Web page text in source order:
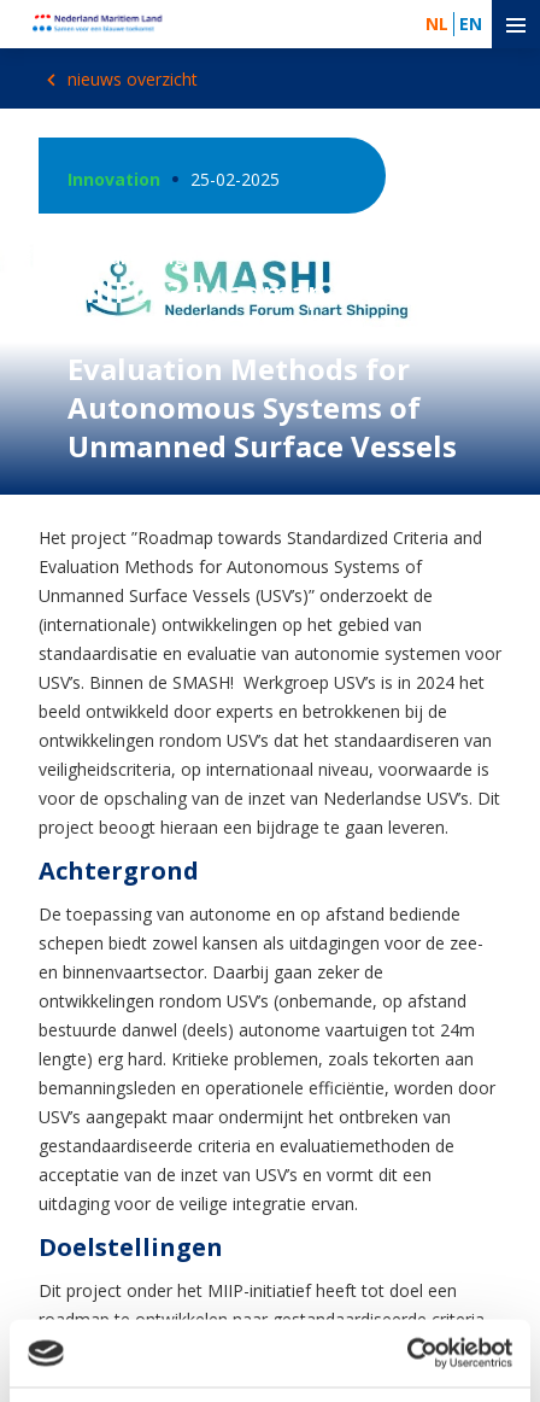
NL EN
nieuws overzicht
Innovation 25-02-2025
Digitalisering
MIIP003 Roadmap towards
Standardized Criteria and
Evaluation Methods for
Autonomous Systems of
Unmanned Surface Vessels
Het project ”Roadmap towards Standardized Criteria and
Evaluation Methods for Autonomous Systems of
Unmanned Surface Vessels (USV’s)” onderzoekt de
(internationale) ontwikkelingen op het gebied van
standaardisatie en evaluatie van autonomie systemen voor
USV’s. Binnen de SMASH! Werkgroep USV’s is in 2024 het
beeld ontwikkeld door experts en betrokkenen bij de
ontwikkelingen rondom USV’s dat het standaardiseren van
veiligheidscriteria, op internationaal niveau, voorwaarde is
voor de opschaling van de inzet van Nederlandse USV’s. Dit
project beoogt hieraan een bijdrage te gaan leveren.
Achtergrond
De toepassing van autonome en op afstand bediende
schepen biedt zowel kansen als uitdagingen voor de zee-
en binnenvaartsector. Daarbij gaan zeker de
ontwikkelingen rondom USV’s (onbemande, op afstand
bestuurde danwel (deels) autonome vaartuigen tot 24m
lengte) erg hard. Kritieke problemen, zoals tekorten aan
bemanningsleden en operationele efficiëntie, worden door
USV’s aangepakt maar ondermijnt het ontbreken van
gestandaardiseerde criteria en evaluatiemethoden de
acceptatie van de inzet van USV’s en vormt dit een
uitdaging voor de veilige integratie ervan.
Doelstellingen
Dit project onder het MIIP-initiatief heeft tot doel een
roadmap te ontwikkelen naar gestandaardiseerde criteria
en evaluatiemethoden voor autonome systemen van USV’s
voor zowel de zee- als binnenvaart. Tijdens het project zal